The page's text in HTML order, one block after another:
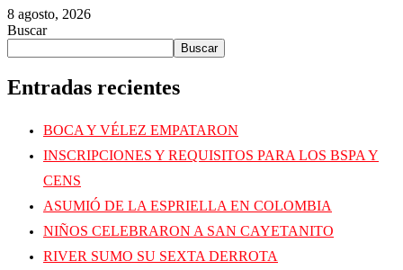
8 agosto, 2026
Buscar
Buscar
Entradas recientes
BOCA Y VÉLEZ EMPATARON
INSCRIPCIONES Y REQUISITOS PARA LOS BSPA Y
CENS
ASUMIÓ DE LA ESPRIELLA EN COLOMBIA
NIÑOS CELEBRARON A SAN CAYETANITO
RIVER SUMO SU SEXTA DERROTA